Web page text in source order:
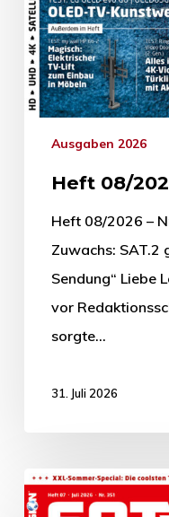
Ausgaben 2026
Heft 08/
Heft 08/2026 –
Zuwachs: SAT.2
Sendung“ Liebe
vor
sorgte…
31. Juli 2026